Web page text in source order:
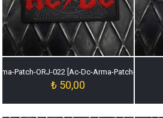
Patch-ORJ-022 [Ac-Dc-Arma-Patch-ORJ-022]
₺ 50,00